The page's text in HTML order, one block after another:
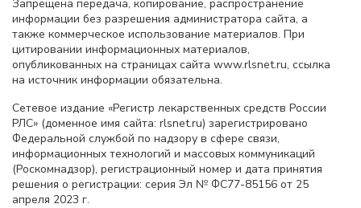
Запрещена передача, копирование, распространение
информации без разрешения администратора сайта, а
также коммерческое использование материалов. При
цитировании информационных материалов,
опубликованных на страницах сайта www.rlsnet.ru, ссылка
на источник информации обязательна.
Сетевое издание «Регистр лекарственных средств России
РЛС» (доменное имя сайта: rlsnet.ru) зарегистрировано
Федеральной службой по надзору в сфере связи,
информационных технологий и массовых коммуникаций
(Роскомнадзор), регистрационный номер и дата принятия
решения о регистрации: серия Эл № ФС77-85156 от 25
апреля 2023 г.